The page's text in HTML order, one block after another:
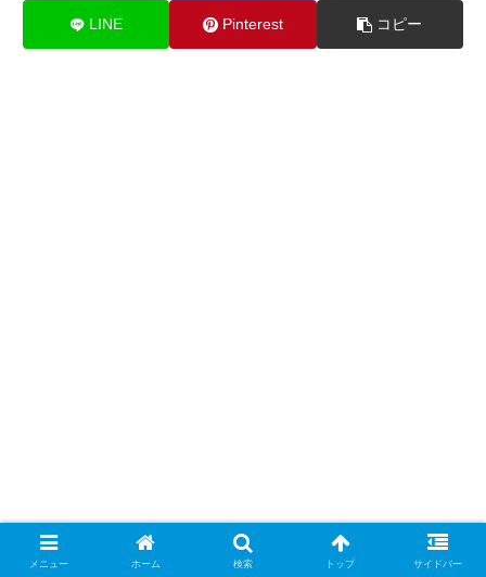
LINE Pinterest コピー
メニュー ホーム 検索 トップ サイドバー